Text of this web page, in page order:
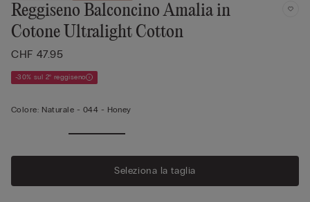
Reggiseno Balconcino Amalia in
Cotone Ultralight Cotton
CHF 47.95
-30% sul 2° reggiseno
Colore: Naturale - 044 - Honey
Seleziona la taglia